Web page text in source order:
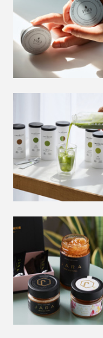
折り方が複雑なほど
増えますが、コツ
と。折り目を下にし
くのマジックがすべ
さあ、あなたもポン